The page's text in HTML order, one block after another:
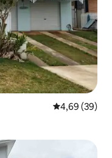
Gemiddelde
4,69 (39)